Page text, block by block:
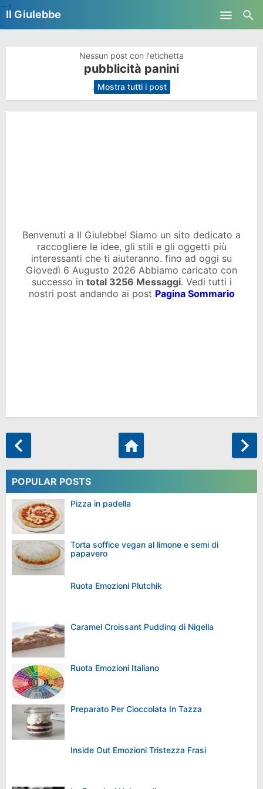
Il Giulebbe
Nessun post con l'etichetta
pubblicità panini
. Mostra tutti i post
Benvenuti a Il Giulebbe! Siamo un sito dedicato a
raccogliere le idee, gli stili e gli oggetti più
interessanti che ti aiuteranno. fino ad oggi su
Giovedì 6 Augusto 2026 Abbiamo caricato con
successo in total 3256 Messaggi. Vedi tutti i
nostri post andando ai post Pagina Sommario
POPULAR POSTS
Pizza in padella
Torta soffice vegan al limone e semi di
papavero
Ruota Emozioni Plutchik
Caramel Croissant Pudding di Nigella
Ruota Emozioni Italiano
Preparato Per Cioccolata In Tazza
Inside Out Emozioni Tristezza Frasi